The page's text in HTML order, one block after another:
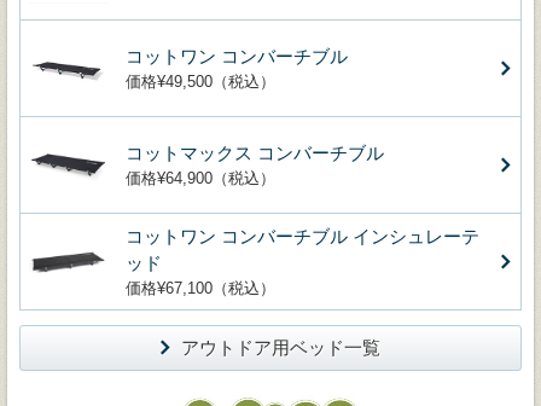
コットワン コンバーチブル
価格¥49,500（税込）
コットマックス コンバーチブル
価格¥64,900（税込）
コットワン コンバーチブル インシュレーテ
ッド
価格¥67,100（税込）
アウトドア用ベッド一覧